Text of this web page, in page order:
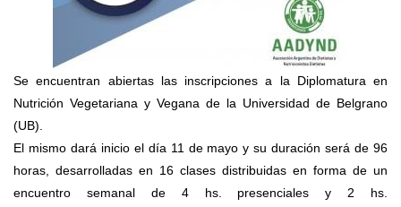
Se encuentran abiertas las inscripciones a la Diplomatura en
Nutrición Vegetariana y Vegana de la Universidad de Belgrano
(UB).
El mismo dará inicio el día 11 de mayo y su duración será de 96
horas, desarrolladas en 16 clases distribuidas en forma de un
encuentro semanal de 4 hs. presenciales y 2 hs.